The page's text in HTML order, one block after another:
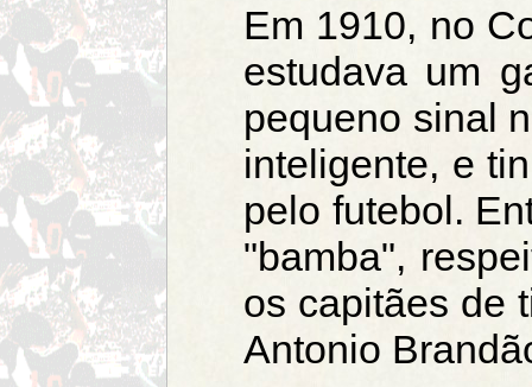
Em 1910, no
estudava um
pequeno sinal
inteligente, e
pelo futebol.
"bamba",
os capitães de
Antonio